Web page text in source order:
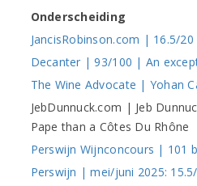
Onderscheiding
JancisRobinson.com | 16.5/
Decanter | 93/100 | An
The Wine Advocate | Yohan
JebDunnuck.com | Jeb
Pape than a Côtes Du Rhône
Perswijn Wijnconcours | 101
Perswijn | mei/juni 2025: